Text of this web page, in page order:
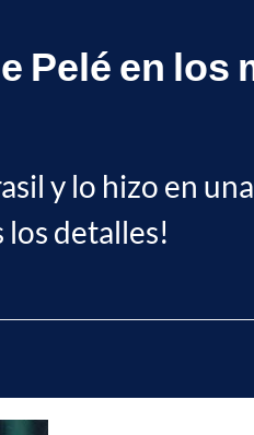
Pelé en los
y lo hizo en
los detalles!